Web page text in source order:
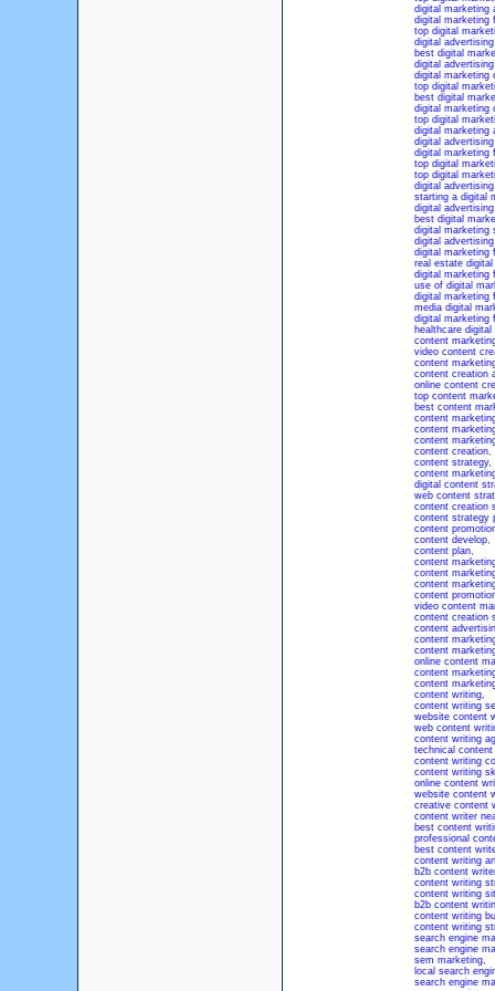
digital marketing
digital marketing
top digital
digital
best digital
digital
digital marketing
top digital
best digital
digital marketing
top digital
digital marketing
digital
digital marketing
top digital
top digital
digital
starting a digital
digital
best digital
digital marketing
digital
digital marketing
real estate digital
digital marketing
use of digital
digital marketing
media digital
digital marketing
healthcare digital
content
video content
content
content creation
online content
top content
best content
content
content
content
content creation,
content strategy,
content
digital content
web content
content creation
content strategy
content
content develop,
content plan,
content
content
content
content
video content
content creation
content
content
content
online content
content
content
content writing,
content writing
website content
web content
content writing
technical content
content writing
content writing
online content
website content
creative content
content writer
best content
professional
best content
content writing
b2b content
content writing
content writing
b2b content
content writing
content writing
search engine
search engine
sem marketing,
local search
search engine